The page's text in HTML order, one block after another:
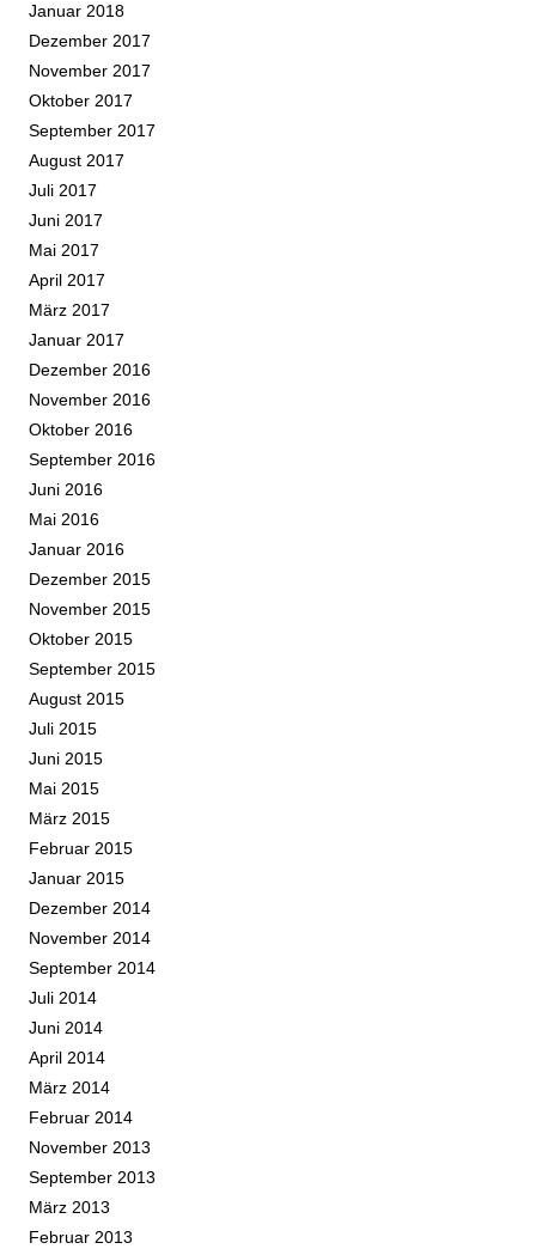
Januar 2018
Dezember 2017
November 2017
Oktober 2017
September 2017
August 2017
Juli 2017
Juni 2017
Mai 2017
April 2017
März 2017
Januar 2017
Dezember 2016
November 2016
Oktober 2016
September 2016
Juni 2016
Mai 2016
Januar 2016
Dezember 2015
November 2015
Oktober 2015
September 2015
August 2015
Juli 2015
Juni 2015
Mai 2015
März 2015
Februar 2015
Januar 2015
Dezember 2014
November 2014
September 2014
Juli 2014
Juni 2014
April 2014
März 2014
Februar 2014
November 2013
September 2013
März 2013
Februar 2013